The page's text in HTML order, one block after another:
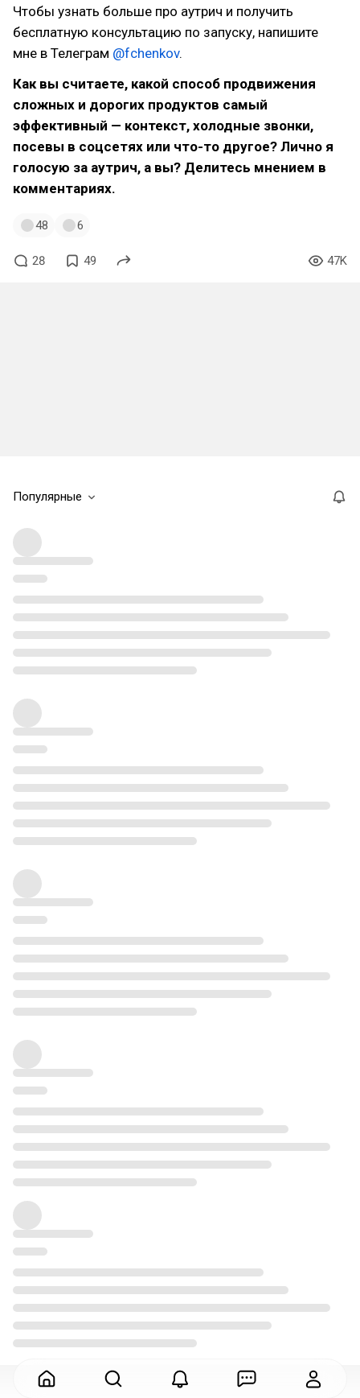
Чтобы узнать больше про аутрич и получить
бесплатную консультацию по запуску, напишите
мне в Телеграм @fchenkov.
Как вы считаете, какой способ продвижения
сложных и дорогих продуктов самый
эффективный — контекст, холодные звонки,
посевы в соцсетях или что-то другое? Лично я
голосую за аутрич, а вы? Делитесь мнением в
комментариях.
48 6
28 49 47K
Популярные